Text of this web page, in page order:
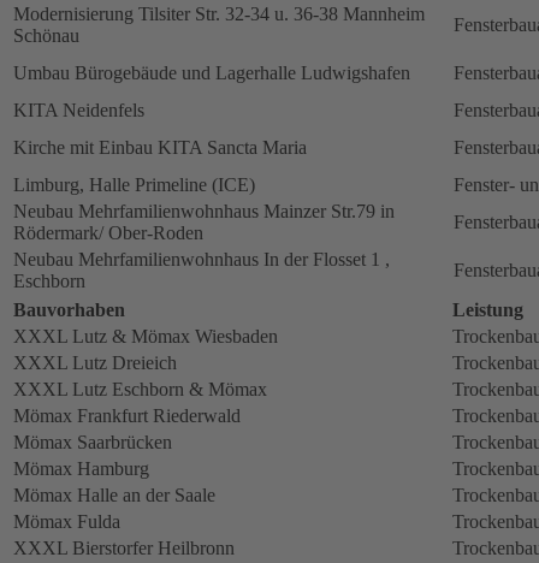
Modernisierung Tilsiter Str. 32-34 u. 36-38 Mannheim
Schönau
Umbau Bürogebäude und Lagerhalle Ludwigshafen
KITA Neidenfels
Kirche mit Einbau KITA Sancta Maria
Limburg, Halle Primeline (ICE)
Fenster-
Neubau Mehrfamilienwohnhaus Mainzer Str.79 in
Rödermark/ Ober-Roden
Neubau Mehrfamilienwohnhaus In der Flosset 1 ,
Eschborn
Bauvorhaben
Leistung
XXXL Lutz & Mömax Wiesbaden
XXXL Lutz Dreieich
XXXL Lutz Eschborn & Mömax
Mömax Frankfurt Riederwald
Mömax Saarbrücken
Mömax Hamburg
Mömax Halle an der Saale
Mömax Fulda
XXXL Bierstorfer Heilbronn